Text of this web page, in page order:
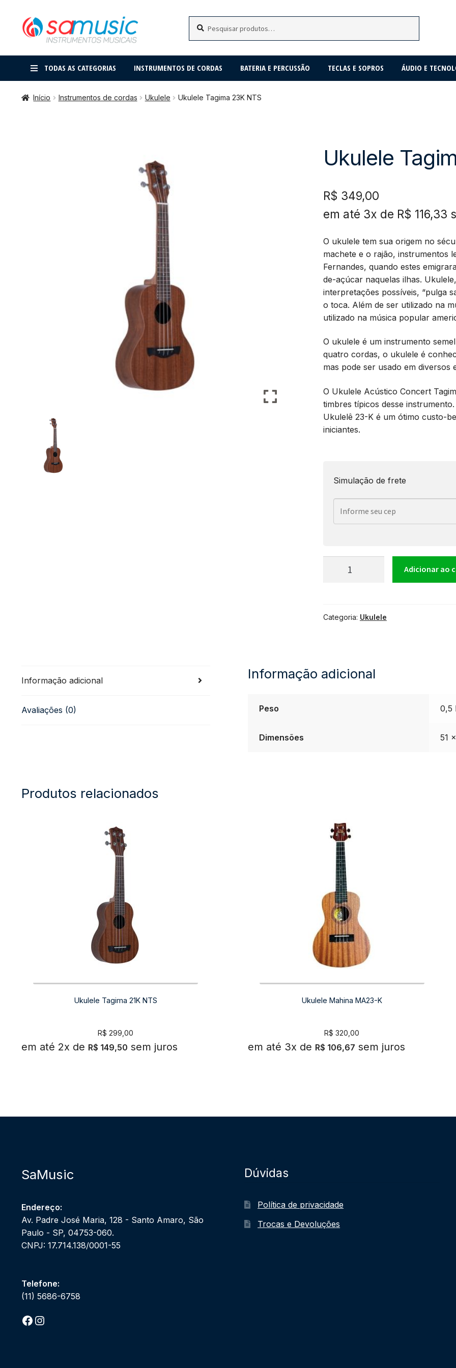
Pular
para
Pular
para
por:
TODAS AS CATEGORIAS INSTRUMENTOS DE CORDAS BATERIA E PERCUSSÃO TECLAS E SOPROS ÁUDIO E
Início Instrumentos de cordas Ukulele Ukulele Tagima 23K NTS
Ukulele
R$ 349,00
em até 3x de R$ 116,33
O ukulele tem sua origem no
machete e o rajão, instrumentos
Fernandes, quando estes
de-açúcar naquelas ilhas.
interpretações possíveis, “pulga
o toca. Além de ser utilizado na
utilizado na música popular
O ukulele é um instrumento
quatro cordas, o ukulele é
mas pode ser usado em diversos
O Ukulele Acústico Concert
timbres típicos desse
Ukulelê 23-K é um ótimo custo-
iniciantes.
Simulação de frete
Ukulele
23K
quantidade
Adicionar ao
Categoria: Ukulele
Informação adicional
Avaliações (0)
Informação adicional
Peso 0,5
Dimensões 51
Produtos relacionados
Ukulele Tagima 21K NTS
R$ 299,00
em até 2x de R$ 149,50 sem juros
Ukulele Mahina MA23-K
R$ 320,00
em até 3x de R$ 106,67 sem juros
SaMusic
Endereço:
Av. Padre José Maria, 128 - Santo Amaro, São
Paulo - SP, 04753-060.
CNPJ: 17.714.138/0001-55
Telefone:
(11) 5686-6758
Facebook
Instagram
Dúvidas
Política de privacidade
Trocas e Devoluções